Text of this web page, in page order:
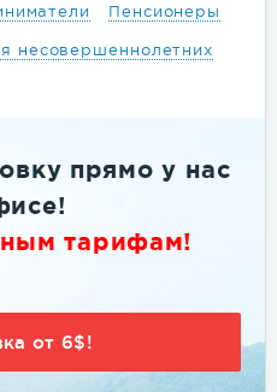
Пенсионеры
несовершеннолетних
на визу в
на визу!